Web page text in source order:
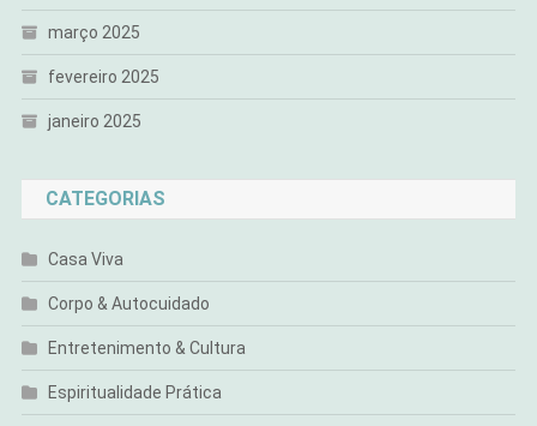
março 2025
fevereiro 2025
janeiro 2025
CATEGORIAS
Casa Viva
Corpo & Autocuidado
Entretenimento & Cultura
Espiritualidade Prática